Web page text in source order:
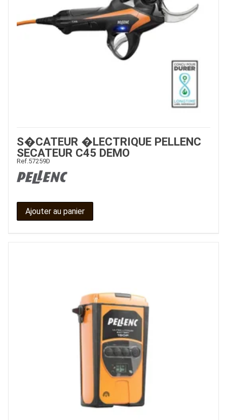
JOUET
ESPACES VERTS
PIECES DETACHEES
CONTACT
S�CATEUR �LECTRIQUE PELLENC
SECATEUR C45 DEMO
Ref.57259D
Ajouter au panier